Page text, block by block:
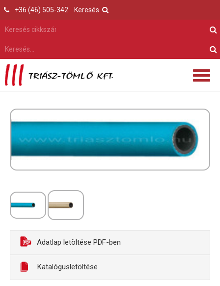
Keresés
+36 (46) 505-342
Adatlap letöltése PDF-ben
Katalógusletöltése